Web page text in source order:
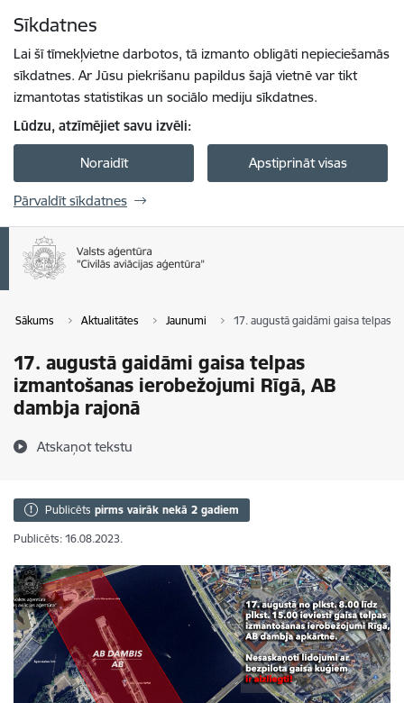
Sīkdatnes
Lai šī tīmekļvietne darbotos, tā izmanto obligāti nepieciešamās
sīkdatnes. Ar Jūsu piekrišanu papildus šajā vietnē var tikt
izmantotas statistikas un sociālo mediju sīkdatnes.
Lūdzu, atzīmējiet savu izvēli:
Noraidīt Apstiprināt visas
Pārvaldīt sīkdatnes
Sākums Aktualitātes Jaunumi 17. augustā gaidāmi gaisa telpas
17. augustā gaidāmi gaisa telpas
izmantošanas ierobežojumi Rīgā, AB
dambja rajonā
Atskaņot tekstu
Publicēts pirms vairāk nekā 2 gadiem
Publicēts: 16.08.2023.